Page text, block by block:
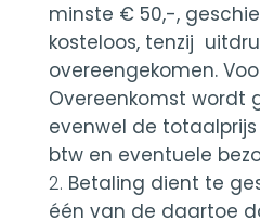
minste € 50,-,
kosteloos, tenzij
overeengekomen.
Overeenkomst wordt
evenwel de
btw en eventuele
Betaling dient te
één van de daartoe